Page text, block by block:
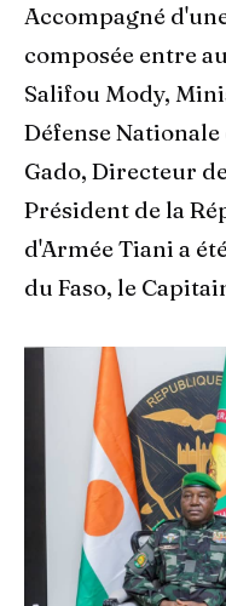
Accompagné
composée entre
Salifou Mody,
Défense
Gado, Directeur
Président de la
d'Armée Tiani a
du Faso, le